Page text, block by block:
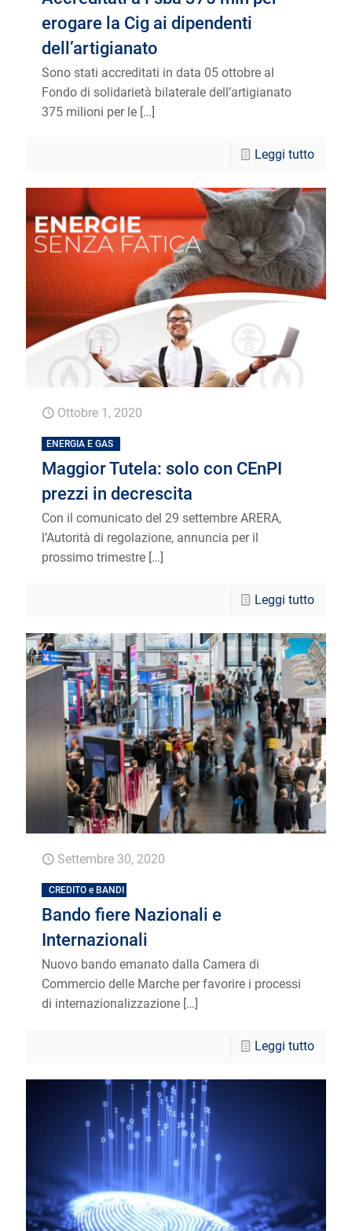
erogare la Cig ai dipendenti
dell’artigianato
Sono stati accreditati in data 05 ottobre al
Fondo di solidarietà bilaterale dell’artigianato
375 milioni per le […]
Leggi tutto
Ottobre 1, 2020
ENERGIA E GAS
Maggior Tutela: solo con CEnPI
prezzi in decrescita
Con il comunicato del 29 settembre ARERA,
l’Autorità di regolazione, annuncia per il
prossimo trimestre […]
Leggi tutto
Settembre 30, 2020
CREDITO e BANDI
Bando fiere Nazionali e
Internazionali
Nuovo bando emanato dalla Camera di
Commercio delle Marche per favorire i processi
di internazionalizzazione […]
Leggi tutto